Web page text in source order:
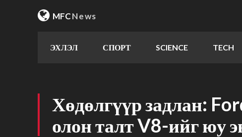
MFCNews
ЭХЛЭЛ СПОРТ SCIENCE TECH
Хөдөлгүүр задлан:
олон талт V8-ийг юу